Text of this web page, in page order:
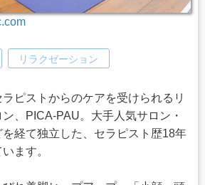
リラクゼーション
ピストからのケアを受けられるリ
、PICA-PAU。大手人気サロン・
経て独立した、セラピスト歴18年
ます。